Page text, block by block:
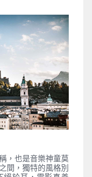
，也是音樂神童莫
間，獨特的風格別